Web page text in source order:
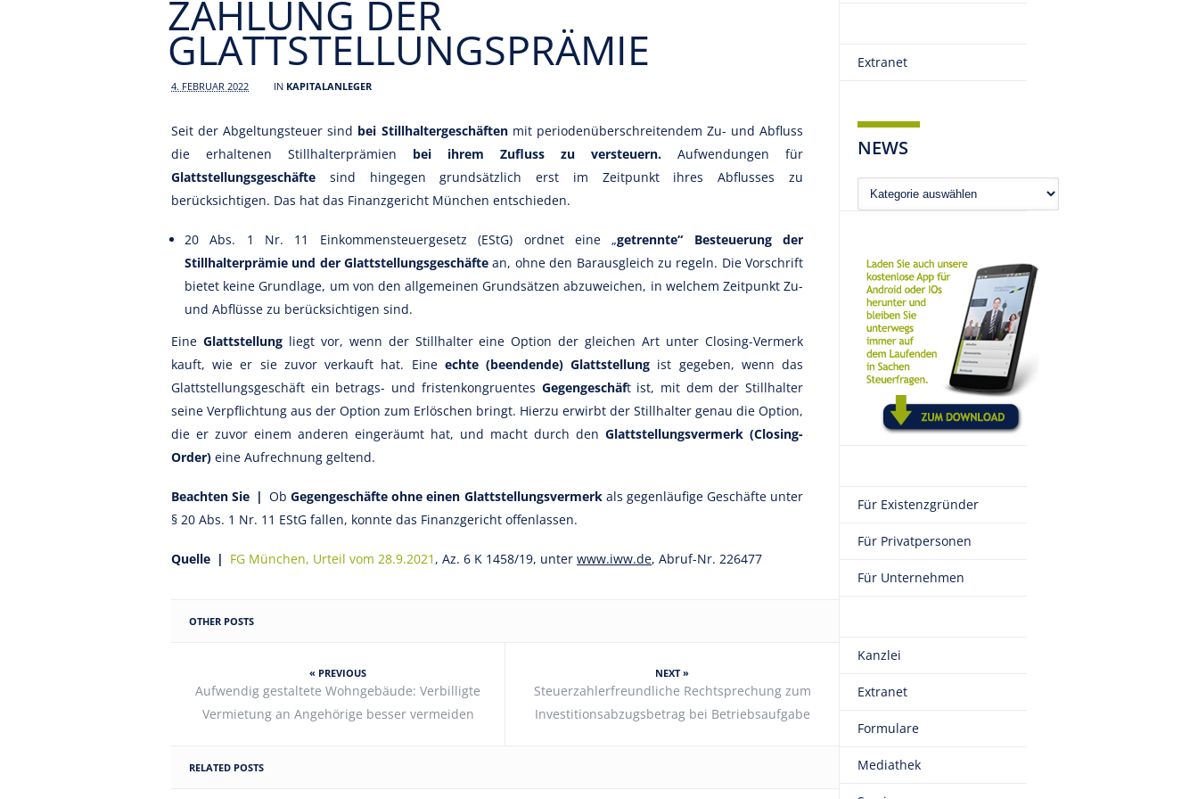
ZAHLUNG DER
GLATTSTELLUNGSPRÄMIE
4. FEBRUAR 2022 IN KAPITALANLEGER
Seit der Abgeltungsteuer sind bei Stillhaltergeschäften mit periodenüberschreitendem Zu- und Abfluss
die erhaltenen Stillhalterprämien bei ihrem Zufluss zu versteuern. Aufwendungen für
Glattstellungsgeschäfte sind hingegen grundsätzlich erst im Zeitpunkt ihres Abflusses zu
berücksichtigen. Das hat das Finanzgericht München entschieden.
20 Abs. 1 Nr. 11 Einkommensteuergesetz (EStG) ordnet eine „getrennte“ Besteuerung der
Stillhalterprämie und der Glattstellungsgeschäfte an, ohne den Barausgleich zu regeln. Die Vorschrift
bietet keine Grundlage, um von den allgemeinen Grundsätzen abzuweichen, in welchem Zeitpunkt Zu-
und Abflüsse zu berücksichtigen sind.
Eine Glattstellung liegt vor, wenn der Stillhalter eine Option der gleichen Art unter Closing-Vermerk
kauft, wie er sie zuvor verkauft hat. Eine echte (beendende) Glattstellung ist gegeben, wenn das
Glattstellungsgeschäft ein betrags- und fristenkongruentes Gegengeschäft ist, mit dem der Stillhalter
seine Verpflichtung aus der Option zum Erlöschen bringt. Hierzu erwirbt der Stillhalter genau die Option,
die er zuvor einem anderen eingeräumt hat, und macht durch den Glattstellungsvermerk (Closing-
Order) eine Aufrechnung geltend.
Beachten Sie |ObGegengeschäfte ohne einen Glattstellungsvermerkals gegenläufige Geschäfte unter
§ 20 Abs. 1 Nr. 11 EStG fallen, konnte das Finanzgericht offenlassen.
Quelle | FG München, Urteil vom 28.9.2021 , Az. 6 K 1458/19, unter www.iww.de, Abruf-Nr. 226477
OTHER POSTS
« PREVIOUS
Aufwendig gestaltete Wohngebäude: Verbilligte
Vermietung an Angehörige besser vermeiden
NEXT »
Steuerzahlerfreundliche Rechtsprechung zum
Investitionsabzugsbetrag bei Betriebsaufgabe
RELATED POSTS
Extranet
NEWS
News
Für Existenzgründer
Für Privatpersonen
Für Unternehmen
Kanzlei
Extranet
Formulare
Mediathek